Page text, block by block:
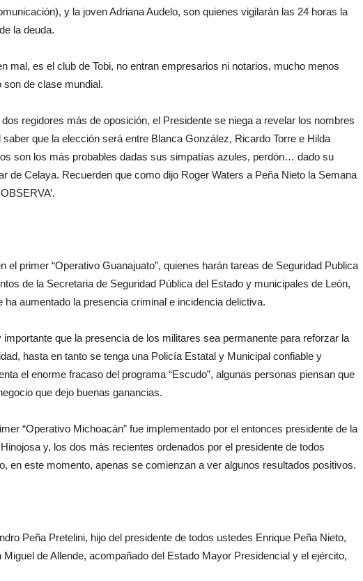
y la joven Adriana Audelo, son quienes vigilarán las 24 horas la
la deuda.
mal, es el club de Tobi, no entran empresarios ni notarios, mucho menos
son de clase mundial.
regidores más de oposición, el Presidente se niega a revelar los nombres
que la elección será entre Blanca González, Ricardo Torre e Hilda
son los más probables dadas sus simpatías azules, perdón… dado su
de Celaya. Recuerden que como dijo Roger Waters a Peña Nieto la Semana
el primer “Operativo Guanajuato”, quienes harán tareas de Seguridad Publica
de la Secretaria de Seguridad Pública del Estado y municipales de León,
ha aumentado la presencia criminal e incidencia delictiva.
que la presencia de los militares sea permanente para reforzar la
hasta en tanto se tenga una Policía Estatal y Municipal confiable y
el enorme fracaso del programa “Escudo”, algunas personas piensan que
que dejo buenas ganancias.
“Operativo Michoacán” fue implementado por el entonces presidente de la
y, los dos más recientes ordenados por el presidente de todos
en este momento, apenas se comienzan a ver algunos resultados positivos.
Peña Pretelini, hijo del presidente de todos ustedes Enrique Peña Nieto,
Miguel de Allende, acompañado del Estado Mayor Presidencial y el ejército,